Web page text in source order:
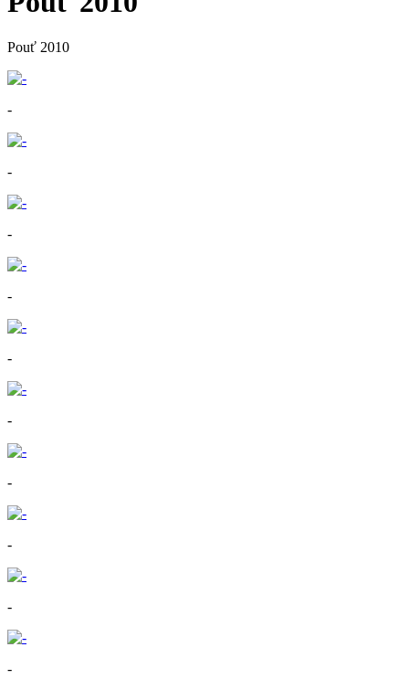
Pouť 2010
-
-
-
-
-
-
-
-
-
-